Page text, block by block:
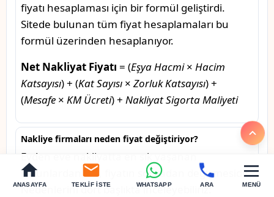
ANASAYFA TEKLIF İSTE WHATSAPP ARA MENÜ
fiyatı hesaplaması için bir formül geliştirdi.
Sitede bulunan tüm fiyat hesaplamaları bu
formül üzerinden hesaplanıyor.
Net Nakliyat Fiyatı = (Eşya Hacmi× Hacim
Katsayısı) + (Kat Sayısı × Zorluk Katsayısı) +
(Mesafe × KM Ücreti) + Nakliyat Sigorta Maliyeti
Nakliye firmaları neden fiyat değiştiriyor?
Evden eve nakliyatta en sık yaşanan
sorunlardan biri, fiyatın sonradan değişmesidir.
Nedenlerini dört başlıkta inceleyebiliriz: